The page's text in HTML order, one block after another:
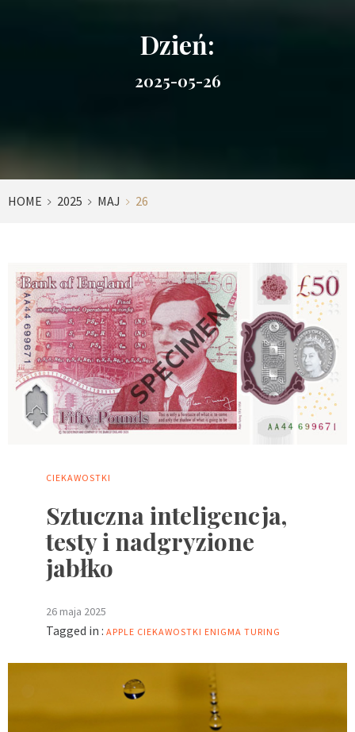
Dzień:
2025-05-26
HOME 2025 MAJ 26
CIEKAWOSTKI
Sztuczna inteligencja,
testy i nadgryzione
jabłko
26 maja 2025
Tagged in : APPLE CIEKAWOSTKI ENIGMA TURING